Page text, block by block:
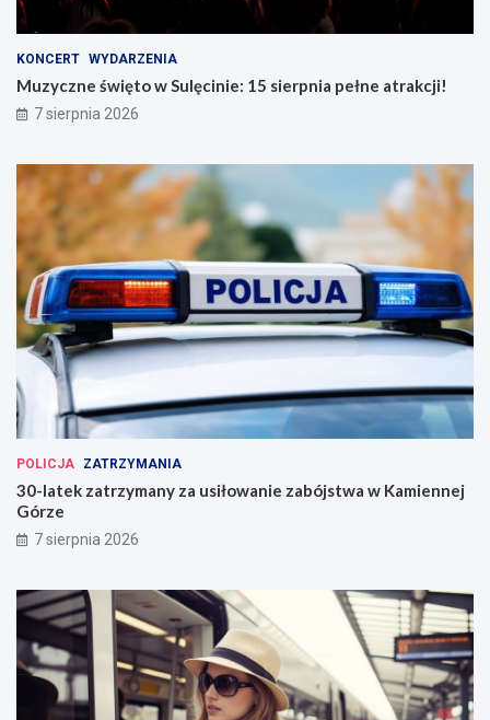
KONCERT WYDARZENIA
Muzyczne święto w Sulęcinie: 15 sierpnia pełne atrakcji!
7 sierpnia 2026
POLICJA ZATRZYMANIA
30-latek zatrzymany za usiłowanie zabójstwa w Kamiennej
Górze
7 sierpnia 2026